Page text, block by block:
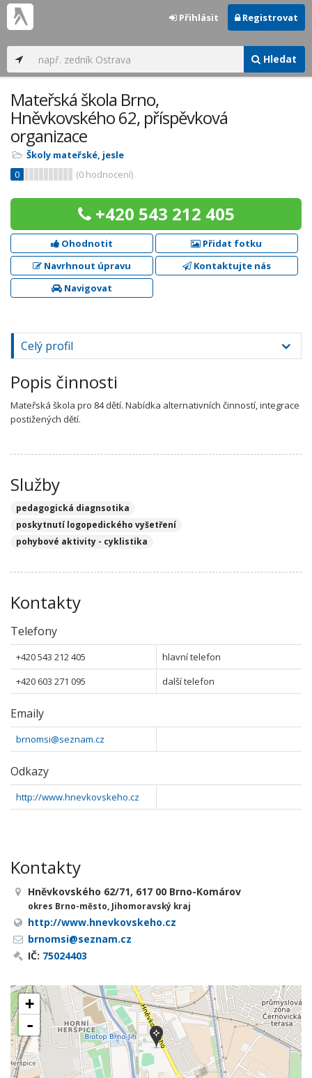
Hledat
Přihlásit Registrovat
Mateřská škola Brno,
Hněvkovského 62, příspěvková
organizace
Školy mateřské, jesle
0
(0 hodnocení)
+420 543 212 405
Ohodnotit
Přidat fotku
Navrhnout úpravu
Kontaktujte nás
Navigovat
Celý profil
Popis činnosti
Mateřská škola pro 84 dětí. Nabídka alternativních činností, integrace
postižených dětí.
Služby
pedagogická diagnsotika
poskytnutí logopedického vyšetření
pohybové aktivity - cyklistika
Kontakty
Telefony
+420 543 212 405
hlavní telefon
+420 603 271 095
další telefon
Emaily
brnomsi@seznam.cz
Odkazy
http://www.hnevkovskeho.cz
Kontakty
Hněvkovského 62/71, 617 00 Brno-Komárov
okres Brno-město, Jihomoravský kraj
http://www.hnevkovskeho.cz
brnomsi@seznam.cz
IČ: 75024403
+
-